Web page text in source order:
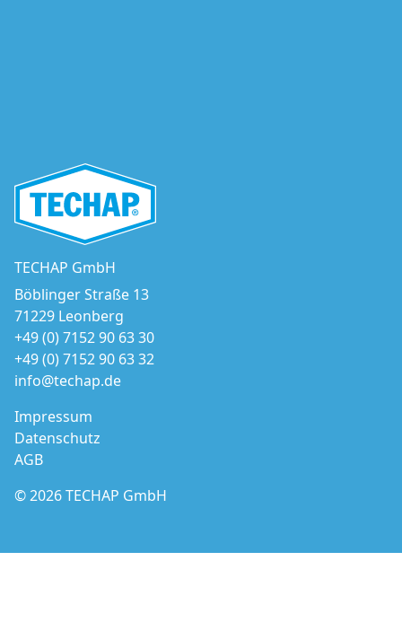
TECHAP GmbH
Böblinger Straße 13
71229 Leonberg
+49 (0) 7152 90 63 30
+49 (0) 7152 90 63 32
info@techap.de
Impressum
Datenschutz
AGB
© 2026 TECHAP GmbH